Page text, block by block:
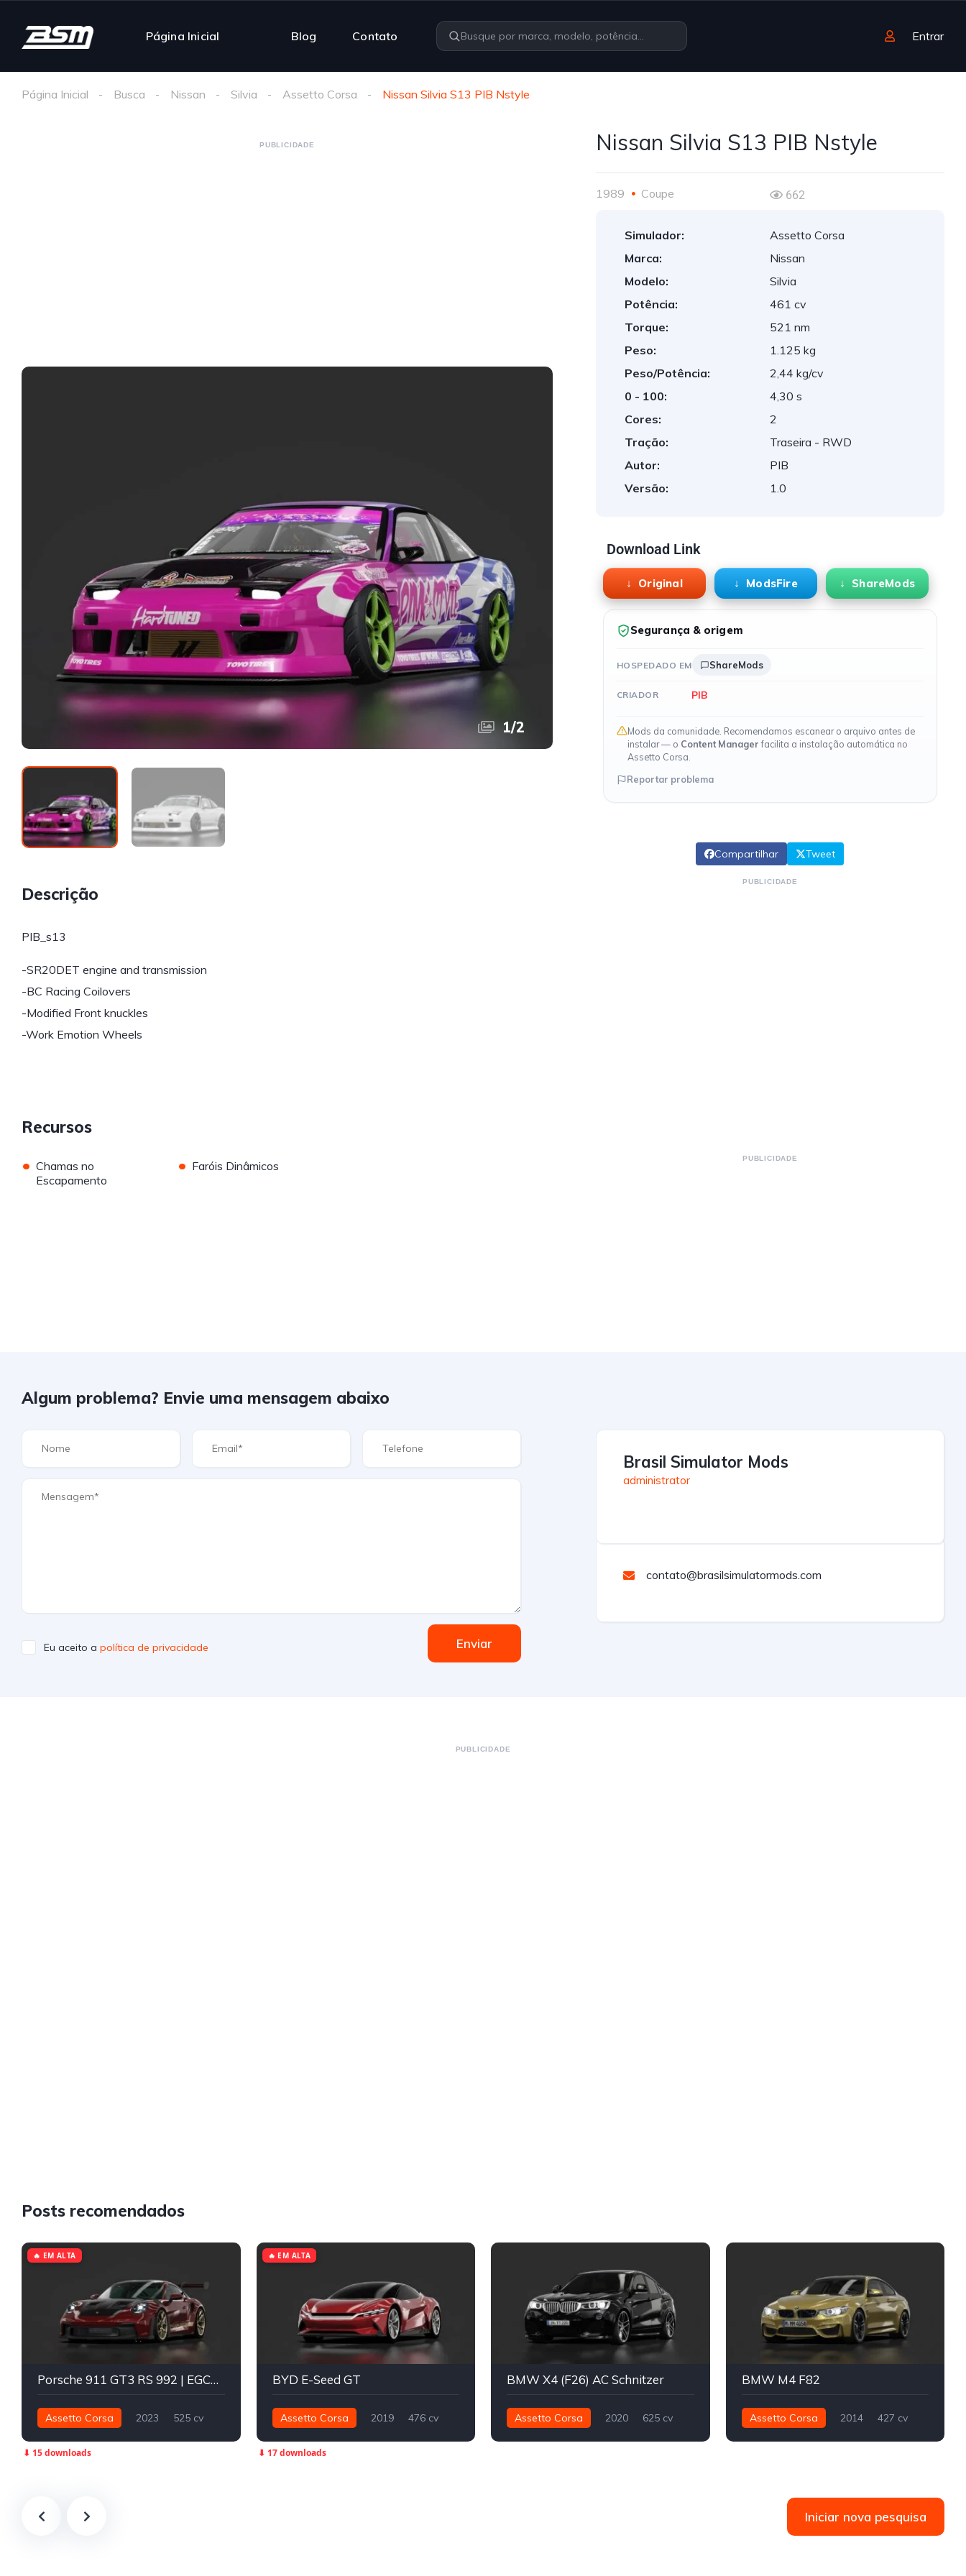
Página Inicial Blog Contato Entrar
Página Inicial Busca Nissan Silvia Assetto Corsa Nissan Silvia S13 PIB Nstyle
PUBLICIDADE
1/2
Descrição
PIB_s13
-SR20DET engine and transmission
-BC Racing Coilovers
-Modified Front knuckles
-Work Emotion Wheels
Recursos
• Chamas no
Escapamento
• Faróis Dinâmicos
Nissan Silvia S13 PIB Nstyle
1989 Coupe 662
Simulador:
Assetto Corsa
Marca:
Nissan
Modelo:
Silvia
Potência:
461 cv
Torque:
521 nm
Peso:
1.125 kg
Peso/Potência:
2,44 kg/cv
0 - 100:
4,30 s
Cores:
2
Tração:
Traseira - RWD
Autor:
PIB
Versão:
1.0
Download Link
Original ModsFire ShareMods
Segurança & origem
HOSPEDADO EM ShareMods
CRIADOR PIB
Mods da comunidade. Recomendamos escanear o arquivo antes de
instalar — o Content Managerfacilita a instalação automática no
Assetto Corsa.
Reportar problema
Compartilhar Tweet
PUBLICIDADE
PUBLICIDADE
Algum problema? Envie uma mensagem abaixo
Eu aceito a política de privacidade Enviar
Brasil Simulator Mods
administrator
contato@brasilsimulatormods.com
PUBLICIDADE
Posts recomendados
Porsche 911 GT3 RS 992 | EGCU Spec
Assetto Corsa 2023
525 cv
🔥 EM ALTA
⬇ 15 downloads
BYD E-Seed GT
Assetto Corsa 2019
476 cv
Conceito
🔥 EM ALTA
⬇ 17 downloads
BMW X4 (F26) AC Schnitzer
Assetto Corsa 2020
625 cv
BMW M4 F82
Assetto Corsa 2014
427 cv
Iniciar nova pesquisa